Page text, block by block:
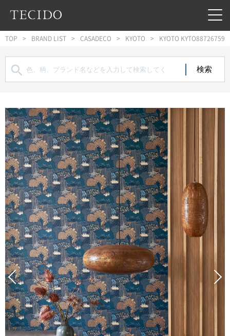
フッターへジャンプ
TOP BRAND LIST CASADECO KYOTO KYOTO KYTO88726759
